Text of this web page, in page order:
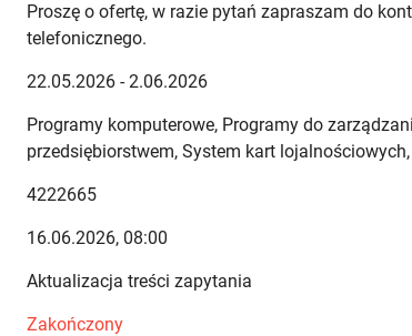
Proszę o ofertę, w razie pytań zapraszam do
telefonicznego.
22.05.2026 - 2.06.2026
Programy komputerowe, Programy do
przedsiębiorstwem, System kart
4222665
16.06.2026, 08:00
Aktualizacja treści zapytania
Zakończony